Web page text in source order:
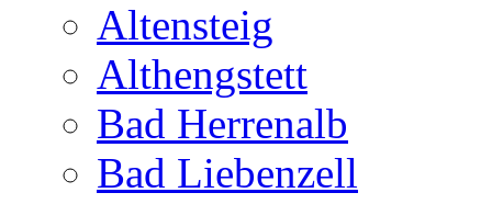
Altensteig
Althengstett
Bad Herrenalb
Bad Liebenzell